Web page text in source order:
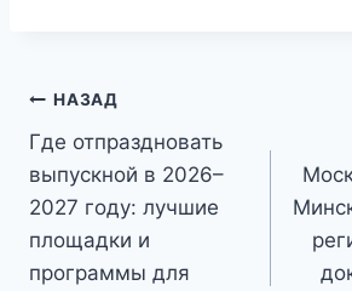
Навигация
по
записям
НАЗАД
Где отпраздновать
выпускной в 2026–
2027 году: лучшие
площадки и
программы для